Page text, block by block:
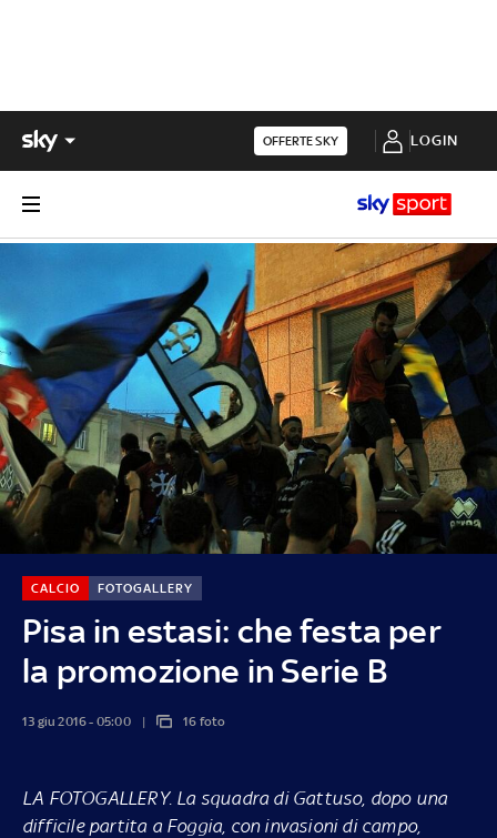
OFFERTE SKY LOGIN
Pisa in estasi: che festa per
la promozione in Serie B
CALCIO FOTOGALLERY
13 giu 2016 - 05:00 16 foto
LA FOTOGALLERY. La squadra di Gattuso, dopo una
difficile partita a Foggia, con invasioni di campo,